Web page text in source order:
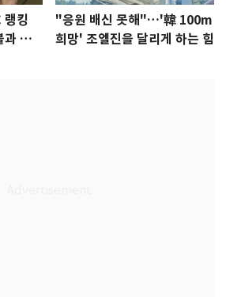
랭킹
과 대
"응원 배신 못해"…'韓 100m
희망' 조엘진을 달리게 하는 힘